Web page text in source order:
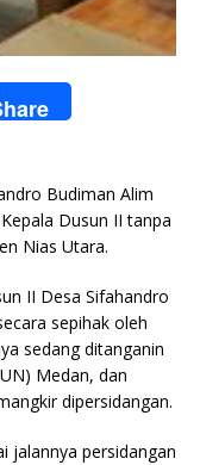
Budiman Alim
Dusun II tanpa
Nias Utara.
II Desa Sifahandro
sepihak oleh
sedang ditanganin
Medan, dan
dipersidangan.
jalannya persidangan